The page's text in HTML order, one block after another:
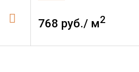
768 руб./ м2